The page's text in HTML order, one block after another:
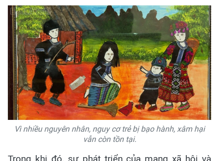
Vì nhiều nguyên nhân, nguy cơ trẻ bị bạo hành, xâm hại
vẫn còn tồn tại.